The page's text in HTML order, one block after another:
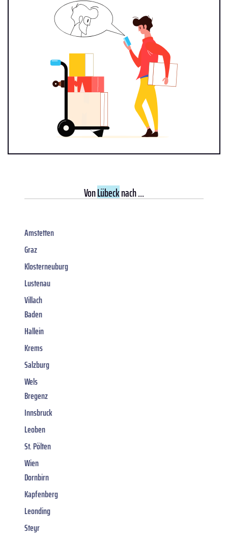
VonLübecknach ...
Amstetten
Graz
Klosterneuburg
Lustenau
Villach
Baden
Hallein
Krems
Salzburg
Wels
Bregenz
Innsbruck
Leoben
St. Pölten
Wien
Dornbirn
Kapfenberg
Leonding
Steyr